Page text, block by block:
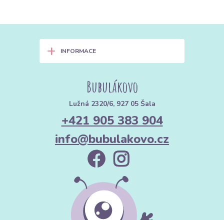
+ INFORMACE
Bubulákovo
Lužná 2320/6, 927 05 Šala
+421 905 383 904
info@bubulakovo.cz